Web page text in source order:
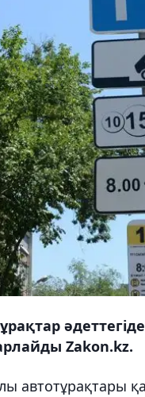
Zakon.kz.
автотұрақтары